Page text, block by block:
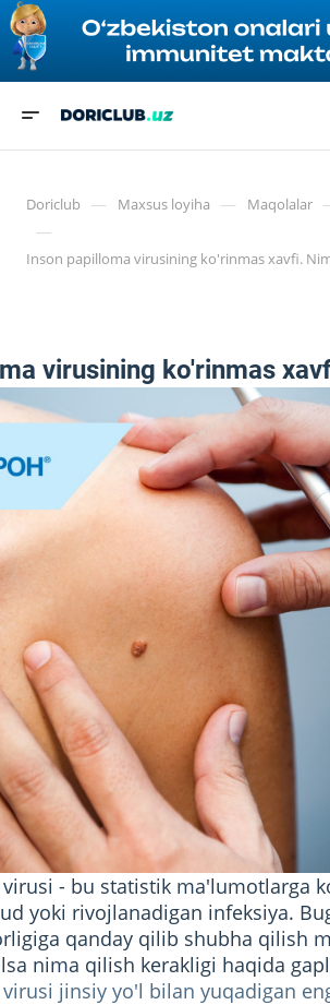
Doriclub — Maxsus loyiha — Maqolalar
—
Inson papilloma virusining ko'rinmas xavfi.
virusining ko'rinmas
- bu statistik ma'lumotlarga
yoki rivojlanadigan infeksiya.
qanday qilib shubha qilish
nima qilish kerakligi haqida
jinsiy yo'l bilan yuqadigan